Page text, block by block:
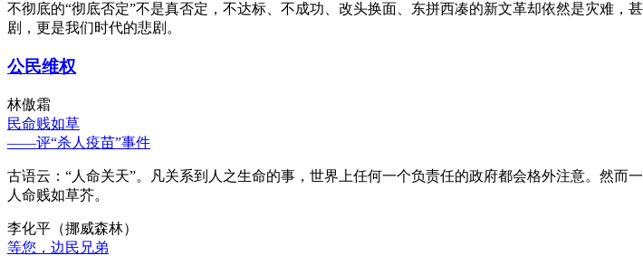
不彻底的“彻底否定”不是真否定，不达标、不成功、改头换面、东拼西凑的新文革却依然是灾难
剧，更是我们时代的悲剧。
公民维权
林傲霜
民命贱如草
——评“杀人疫苗”事件
古语云：“人命关天”。凡关系到人之生命的事，世界上任何一个负责任的政府都会格外注意。然而
人命贱如草芥。
李化平（挪威森林）
等您，边民兄弟